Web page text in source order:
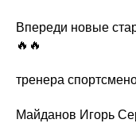
Впереди новые
🔥🔥
тренера
Майданов Игорь